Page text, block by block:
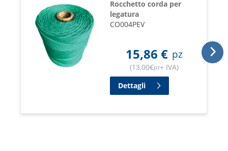
Rocchetto corda per
legatura
CO004PEV
15,86 € pz
(13,00€pz+ IVA)
Dettagli